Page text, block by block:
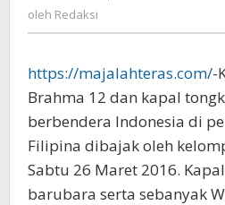
SAYAFF
oleh Redaksi
https://majalahteras.com/-
Brahma 12 dan kapal
berbendera Indonesia di
Filipina dibajak oleh
Sabtu 26 Maret 2016.
barubara serta sebanyak